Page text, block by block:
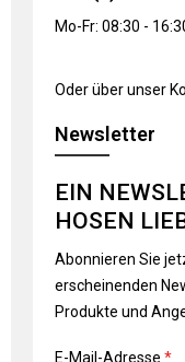
Mo-Fr: 08:30 -
Oder über unser
Newsletter
EIN
HOSEN
Abonnieren Sie
erscheinenden
Produkte und
E-Mail-Adresse *